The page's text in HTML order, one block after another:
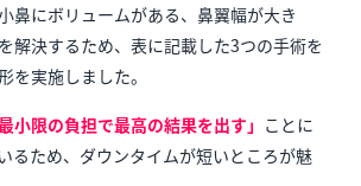
鼻にボリュームがある、鼻翼幅が大き
解決するため、表に記載した3つの手術を
を実施しました。
最小限の負担で最高の結果を出す」 ことに
るため、ダウンタイムが短いところが魅